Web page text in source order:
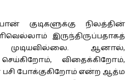
குடிகளுக்கு நிலத்தின்
இருந்திருப்பதாகத்
முடியவில்லை. ஆனால்,
விதைக்கிறோம்,
போக்குகிறோம் என்ற ஆத்ம